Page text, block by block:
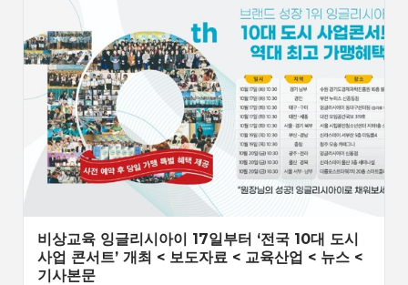
비상교육 잉글리시아이 17일부터 ‘전국 10대 도시
사업 콘서트’ 개최 < 보도자료 < 교육산업 < 뉴스 <
기사본문